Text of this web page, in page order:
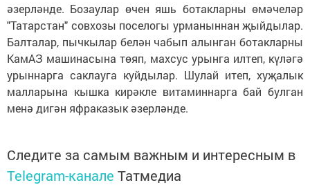
әзерләнде. Бозаулар өчен яшь ботакларны өмәчеләр
"Татарстан" совхозы поселогы урманыннан җыйдылар.
Балталар, пычкылар белән чабып алынган ботакларны
КамАЗ машинасына төяп, махсус урынга илтеп, күләгә
урыннарга саклауга куйдылар. Шулай итеп, хуҗалык
малларына кышка кирәкле витаминнарга бай булган
менә дигән яфраказык әзерләнде.
Следите за самым важным и интересным в
Telegram-канале Татмедиа